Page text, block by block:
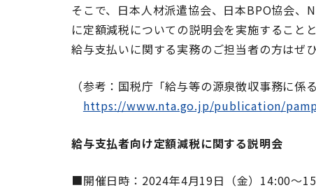
そこで、日本人材派遣協会、日本BPO協会、
に定額減税についての説明会を実施すること
給与支払いに関する実務のご担当者の方はぜ
（参考：国税庁「給与等の源泉徴収事務に係
https://www.nta.go.jp/publication/
給与支払者向け定額減税に関する説明会
■開催日時：2024年4月19日（金）14:00～